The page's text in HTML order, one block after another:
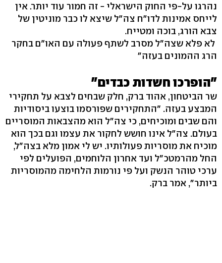
נהרגו על-פי החוק הישראלי - זה חמור עוד יותר. אין
לייחס אמינות לדו"ח צה"ל שיצא לו כבר מוניטין של
צבא הורג, בוכה ומטייח.
לא פלא שצה"ל מסרב לשתף פעולה עם האו"ם בחקר
הרג ההמונים בעזה"
"הופרכו חשדות כבדים"
שר הביטחון, אהוד ברק, חלק שבחים לצבא על תחקירי
המבצע בעזה. "התחקירים שפורסמו בוצעו ביסודיות
והם שבים ומוכיחים, כי צה"ל הוא מהצבאות המוסריים
בעולם. צה"ל אינו חושש לחקור את עצמו וגם בכך הוא
מוכיח את מוסריות פעולותיו. יש לי אמון מלא בצה"ל,
החל מהרמטכ"ל ועד אחרון הלוחמים, הפועלים לפי
ערכי טוהר הנשק ועל פי נורמות הלחימה מהמוסריות
ביותר", אמר ברק.